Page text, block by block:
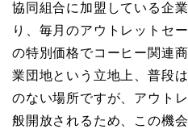
協同組合に加盟している企
り、毎月のアウトレットセ
の特別価格でコーヒー関連
業団地という立地上、普段
のない場所ですが、アウト
般開放されるため、この機